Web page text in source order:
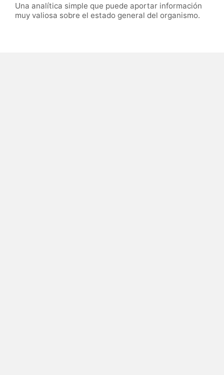
Una analítica simple que puede aportar información
muy valiosa sobre el estado general del organismo.